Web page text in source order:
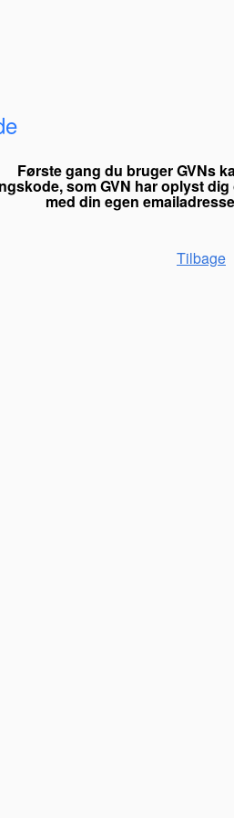
Første gang du bruger GVNs
som GVN har oplyst
med din egen
Tilbage